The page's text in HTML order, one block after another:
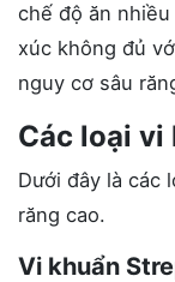
chế độ ăn
xúc không đủ
nguy cơ sâu
Các loại vi
Dưới đây là các
răng cao.
Vi khuẩn